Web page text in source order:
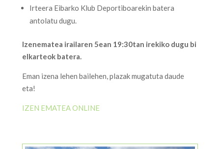
Irteera Eibarko Klub Deportiboarekin batera
antolatu dugu.
Izenematea irailaren 5ean 19:30tan irekiko dugu bi
elkarteok batera.
Eman izena lehen bailehen, plazak mugatuta daude
eta!
IZEN EMATEA ONLINE